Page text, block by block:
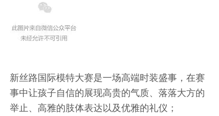
新丝路国际模特大赛是一场高端时装盛事，在赛
事中让孩子自信的展现高贵的气质、落落大方的
举止、高雅的肢体表达以及优雅的礼仪；